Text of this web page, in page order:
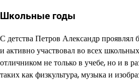
Школьные годы
С детства Петров Александр проявлял
и активно участвовал во всех
отличником не только в учебе, но и в
таких как физкультура, музыка и